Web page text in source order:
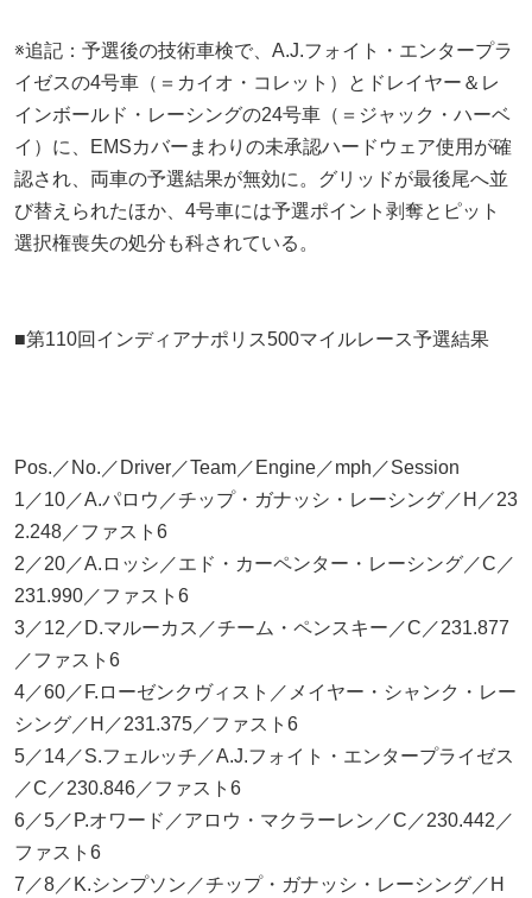
※追記：予選後の技術車検で、A.J.フォイト・エンタープラ
イゼスの4号車（＝カイオ・コレット）とドレイヤー＆レ
インボールド・レーシングの24号車（＝ジャック・ハーベ
イ）に、EMSカバーまわりの未承認ハードウェア使用が確
認され、両車の予選結果が無効に。グリッドが最後尾へ並
び替えられたほか、4号車には予選ポイント剥奪とピット
選択権喪失の処分も科されている。
■第110回インディアナポリス500マイルレース予選結果
Pos.／No.／Driver／Team／Engine／mph／Session
1／10／A.パロウ／チップ・ガナッシ・レーシング／H／23
2.248／ファスト6
2／20／A.ロッシ／エド・カーペンター・レーシング／C／
231.990／ファスト6
3／12／D.マルーカス／チーム・ペンスキー／C／231.877
／ファスト6
4／60／F.ローゼンクヴィスト／メイヤー・シャンク・レー
シング／H／231.375／ファスト6
5／14／S.フェルッチ／A.J.フォイト・エンタープライゼス
／C／230.846／ファスト6
6／5／P.オワード／アロウ・マクラーレン／C／230.442／
ファスト6
7／8／K.シンプソン／チップ・ガナッシ・レーシング／H